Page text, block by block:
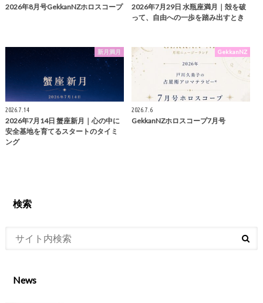
2026年8月号GekkanNZホロスコープ
2026年7月29日 水瓶座満月｜殻を破
って、自由への一歩を踏み出すとき
新月満月
2026.7.14
2026年7月14日 蟹座新月｜心の中に
安全基地を育てるスタートのタイミ
ング
GekkanNZ
2026.7.6
GekkanNZホロスコープ7月号
検索
News